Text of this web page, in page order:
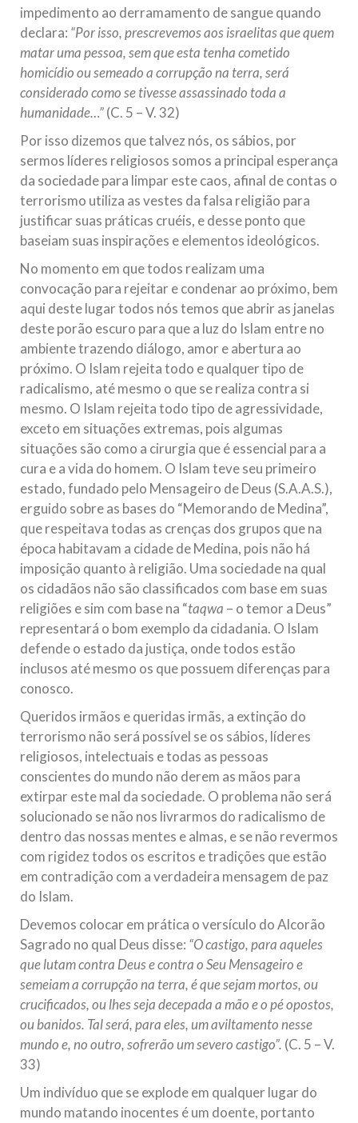
impedimento ao derramamento de sangue quando
declara: “Por isso, prescrevemos aos israelitas que quem
matar uma pessoa, sem que esta tenha cometido
homicídio ou semeado a corrupção na terra, será
considerado como se tivesse assassinado toda a
humanidade…”(C. 5 – V. 32)
Por isso dizemos que talvez nós, os sábios, por
sermos líderes religiosos somos a principal esperança
da sociedade para limpar este caos, afinal de contas o
terrorismo utiliza as vestes da falsa religião para
justificar suas práticas cruéis, e desse ponto que
baseiam suas inspirações e elementos ideológicos.
No momento em que todos realizam uma
convocação para rejeitar e condenar ao próximo, bem
aqui deste lugar todos nós temos que abrir as janelas
deste porão escuro para que a luz do Islam entre no
ambiente trazendo diálogo, amor e abertura ao
próximo. O Islam rejeita todo e qualquer tipo de
radicalismo, até mesmo o que se realiza contra si
mesmo. O Islam rejeita todo tipo de agressividade,
exceto em situações extremas, pois algumas
situações são como a cirurgia que é essencial para a
cura e a vida do homem. O Islam teve seu primeiro
estado, fundado pelo Mensageiro de Deus (S.A.A.S.),
erguido sobre as bases do “Memorando de Medina”,
que respeitava todas as crenças dos grupos que na
época habitavam a cidade de Medina, pois não há
imposição quanto à religião. Uma sociedade na qual
os cidadãos não são classificados com base em suas
religiões e sim com base na “taqwa – o temor a Deus”
representará o bom exemplo da cidadania. O Islam
defende o estado da justiça, onde todos estão
inclusos até mesmo os que possuem diferenças para
conosco.
Queridos irmãos e queridas irmãs, a extinção do
terrorismo não será possível se os sábios, líderes
religiosos, intelectuais e todas as pessoas
conscientes do mundo não derem as mãos para
extirpar este mal da sociedade. O problema não será
solucionado se não nos livrarmos do radicalismo de
dentro das nossas mentes e almas, e se não revermos
com rigidez todos os escritos e tradições que estão
em contradição com a verdadeira mensagem de paz
do Islam.
Devemos colocar em prática o versículo do Alcorão
Sagrado no qual Deus disse: “O castigo, para aqueles
que lutam contra Deus e contra o Seu Mensageiro e
semeiam a corrupção na terra, é que sejam mortos, ou
crucificados, ou lhes seja decepada a mão e o pé opostos,
ou banidos. Tal será, para eles, um aviltamento nesse
mundo e, no outro, sofrerão um severo castigo”. (C. 5 – V.
33)
Um indivíduo que se explode em qualquer lugar do
mundo matando inocentes é um doente, portanto